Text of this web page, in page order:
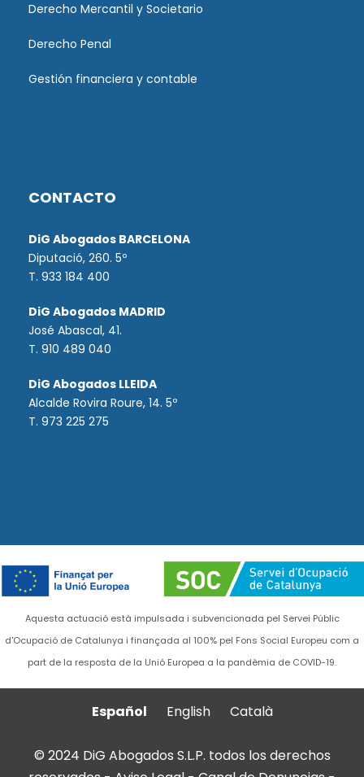
Derecho Mercantil y Societario
Derecho Penal
Gestión financiera y contable
CONTACTO
DiG Abogados BARCELONA
Diputació, 260. 5º
T. 933 184 400
DiG Abogados MADRID
José Abascal, 41.
T. 910 489 040
DiG Abogados LLEIDA
Alcalde Rovira Roure, 14. 5º
T. 973 225 275
Aquesta actuació està impulsada i subvencionada pel Servei Públic
d'Ocupació de Catalunya i finançada al 100% pel Fons Social Europeu com a
part de la resposta de la Unió Europea a la pandèmia de COVID-19.
Español English Català
© 2024 DiG Abogados S.L.P. todos los derechos